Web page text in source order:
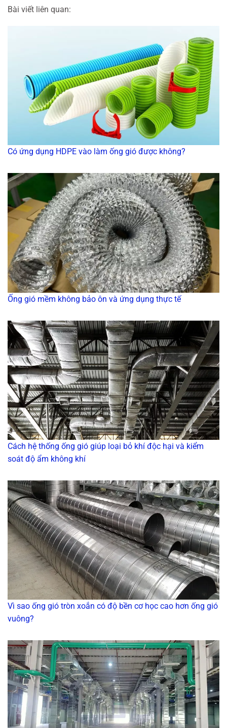
Bài viết liên quan:
Có ứng dụng HDPE vào làm ống gió được không?
Ống gió mềm không bảo ôn và ứng dụng thực tế
Cách hệ thống ống gió giúp loại bỏ khí độc hại và kiểm
soát độ ẩm không khí
Vì sao ống gió tròn xoắn có độ bền cơ học cao hơn ống gió
vuông?